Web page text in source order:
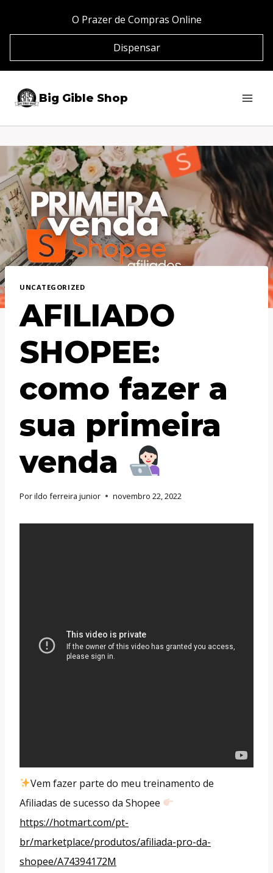
Conteúdo
O Prazer de Compras Online
Dispensar
Big Gible Shop
UNCATEGORIZED
AFILIADO
SHOPEE:
como fazer a
sua primeira
venda
Porildo ferreira junior novembro 22, 2022
Vem fazer parte do meu treinamento de
Afiliadas de sucesso da Shopee
https://hotmart.com/pt-
br/marketplace/produtos/afiliada-pro-da-
shopee/A74394172M